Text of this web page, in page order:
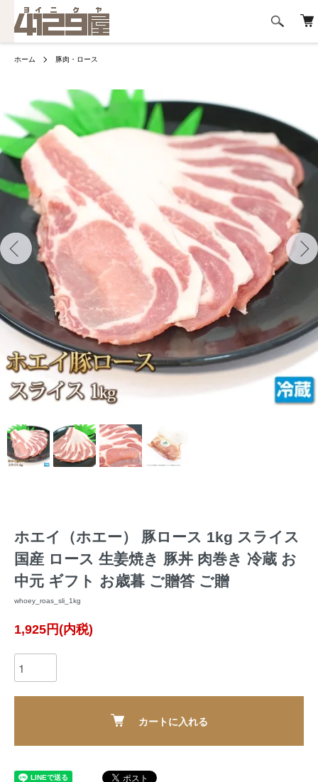
ホーム 豚肉・ロース
ホエイ（ホエー） 豚ロース 1kg スライス
国産 ロース 生姜焼き 豚丼 肉巻き 冷蔵 お
中元 ギフト お歳暮 ご贈答 ご贈
whoey_roas_sli_1kg
1,925円(内税)
カートに入れる